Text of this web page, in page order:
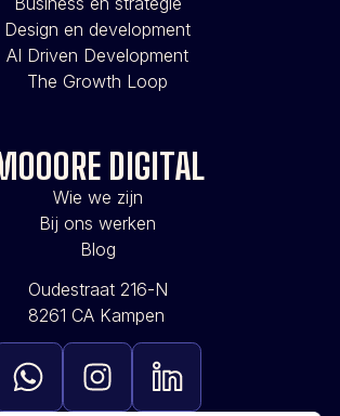
Design en development
AI Driven Development
The Growth Loop
DIGITAL
Wie we zijn
Bij ons werken
Blog
Oudestraat 216-N
8261 CA Kampen